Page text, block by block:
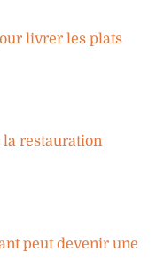
livrer les plats
la restauration
peut devenir une